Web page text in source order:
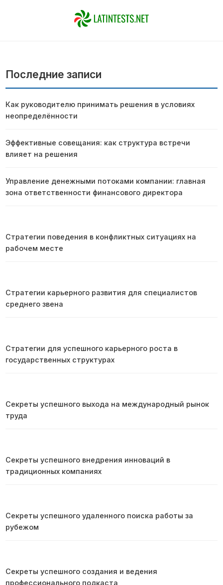
Последние записи
Как руководителю принимать решения в условиях
неопределённости
Эффективные совещания: как структура встречи
влияет на решения
Управление денежными потоками компании: главная
зона ответственности финансового директора
Стратегии поведения в конфликтных ситуациях на
рабочем месте
Стратегии карьерного развития для специалистов
среднего звена
Стратегии для успешного карьерного роста в
государственных структурах
Секреты успешного выхода на международный рынок
труда
Секреты успешного внедрения инноваций в
традиционных компаниях
Секреты успешного удаленного поиска работы за
рубежом
Секреты успешного создания и ведения
профессионального подкаста